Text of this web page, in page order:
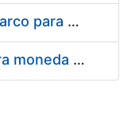
Contratación de acuerdo marco para el Suministro de Material de Electricidad para la Fábrica Nacional de Moneda y Timbre-Real Casa de la Moneda en su centro de trabajo de Burgos
Suministro de estuches para moneda de 30 €